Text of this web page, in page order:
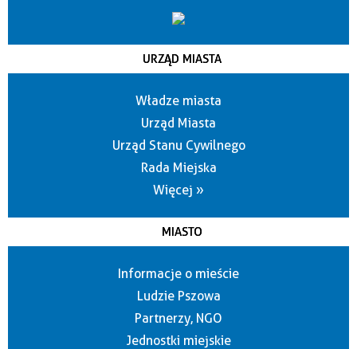
URZĄD MIASTA
Władze miasta
Urząd Miasta
Urząd Stanu Cywilnego
Rada Miejska
Więcej »
MIASTO
Informacje o mieście
Ludzie Pszowa
Partnerzy, NGO
Jednostki miejskie